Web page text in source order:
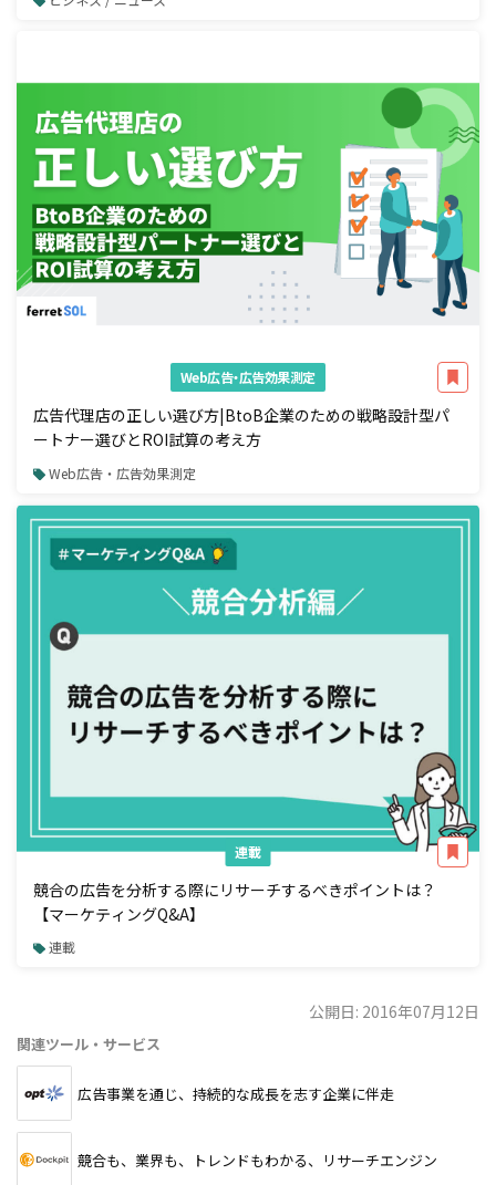
Web広告・広告効果測定
広告代理店の正しい選び方|BtoB企業のための戦略設計型パ
ートナー選びとROI試算の考え方
Web広告・広告効果測定
連載
競合の広告を分析する際にリサーチするべきポイントは？
【マーケティングQ&A】
連載
公開日: 2016年07月12日
関連ツール・サービス
広告事業を通じ、持続的な成長を志す企業に伴走
競合も、業界も、トレンドもわかる、リサーチエンジン